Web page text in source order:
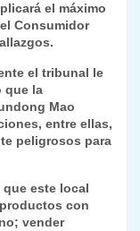
el máximo
Consumidor
el tribunal le
que la
Mao
entre ellas,
peligrosos para
este local
con
vender